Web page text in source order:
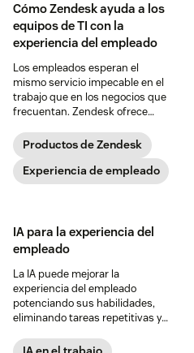
Cómo Zendesk ayuda a los
equipos de TI con la
experiencia del empleado
Los empleados esperan el
mismo servicio impecable en el
trabajo que en los negocios que
frecuentan. Zendesk ofrece
equipos de TI alcancen sus
objetivos.
Productos de Zendesk
Experiencia de empleado
IA para la experiencia del
empleado
La IA puede mejorar la
experiencia del empleado
potenciando sus habilidades,
eliminando tareas repetitivas y
la IA para la experiencia del